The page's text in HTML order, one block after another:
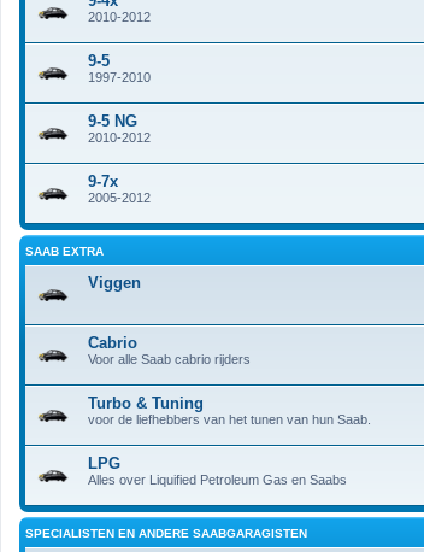
2010-2012
9-5
1997-2010
9-5 NG
2010-2012
9-7x
2005-2012
SAAB EXTRA
Viggen
Cabrio
Voor alle Saab cabrio rijders
Turbo & Tuning
voor de liefhebbers van het tunen van hun Saab.
LPG
Alles over Liquified Petroleum Gas en Saabs
SPECIALISTEN EN ANDERE SAABGARAGISTEN